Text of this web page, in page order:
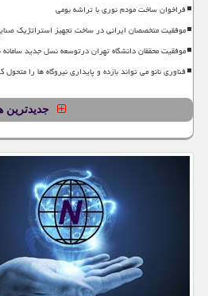
فراخوان ساخت مودم نوری با تراشه بومی
موفقیت متخصصان ایرانی در ساخت تجهیز استراتژیک
موفقیت محققان دانشگاه تهران درتوسعه نسل جدید
فناوری نانو می تواند بازده و پایداری نیروگاه ها را متحول
جدیدترین